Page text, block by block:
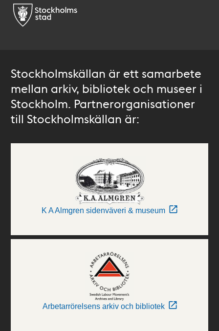
Stockholmskällan är ett samarbete
mellan arkiv, bibliotek och museer i
Stockholm. Partnerorganisationer
till Stockholmskällan är:
K A Almgren sidenväveri & museum
Arbetarrörelsens arkiv och bibliotek